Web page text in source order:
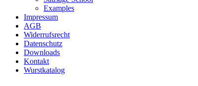
Examples
Impressum
AGB
Widerrufsrecht
Datenschutz
Downloads
Kontakt
Wurstkatalog